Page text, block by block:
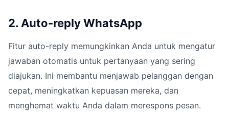
2. Auto-reply WhatsApp
Fitur auto-reply memungkinkan Anda untuk mengatur
jawaban otomatis untuk pertanyaan yang sering
diajukan. Ini membantu menjawab pelanggan dengan
cepat, meningkatkan kepuasan mereka, dan
menghemat waktu Anda dalam merespons pesan.